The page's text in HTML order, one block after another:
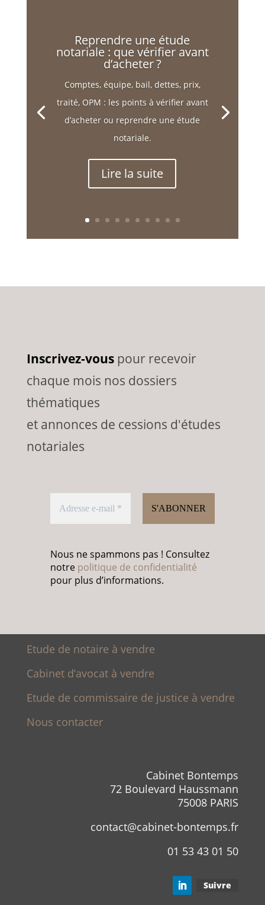
Reprendre une étude
notariale : que vérifier avant
d’acheter ?
Comptes, équipe, bail, dettes, prix,
traité, OPM : les points à vérifier avant
d’acheter ou reprendre une étude
notariale.
Lire la suite
Inscrivez-vouspour recevoir
chaque mois nos dossiers
thématiques
et annonces de cessions d'études
notariales
Nous ne spammons pas ! Consultez
notre politique de confidentialité
pour plus d’informations.
Etude de notaire à vendre
Cabinet d’avocat à vendre
Etude de commissaire de justice à vendre
Nous contacter
Cabinet Bontemps
72 Boulevard Haussmann
75008 PARIS
contact@cabinet-bontemps.fr
01 53 43 01 50
Suivre